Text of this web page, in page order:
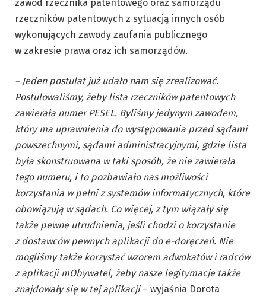
zawód rzecznika patentowego oraz samorządu
rzeczników patentowych z sytuacją innych osób
wykonujących zawody zaufania publicznego
w zakresie prawa oraz ich samorządów.
– Jeden postulat już udało nam się zrealizować.
Postulowaliśmy, żeby lista rzeczników patentowych
zawierała numer PESEL. Byliśmy jedynym zawodem,
który ma uprawnienia do występowania przed sądami
powszechnymi, sądami administracyjnymi, gdzie lista
była skonstruowana w taki sposób, że nie zawierała
tego numeru, i to pozbawiało nas możliwości
korzystania w pełni z systemów informatycznych, które
obowiązują w sądach. Co więcej, z tym wiązały się
także pewne utrudnienia, jeśli chodzi o korzystanie
z dostawców pewnych aplikacji do e-doręczeń. Nie
mogliśmy także korzystać wzorem adwokatów i radców
z aplikacji mObywatel, żeby nasze legitymacje także
znajdowały się w tej aplikacji – wyjaśnia Dorota